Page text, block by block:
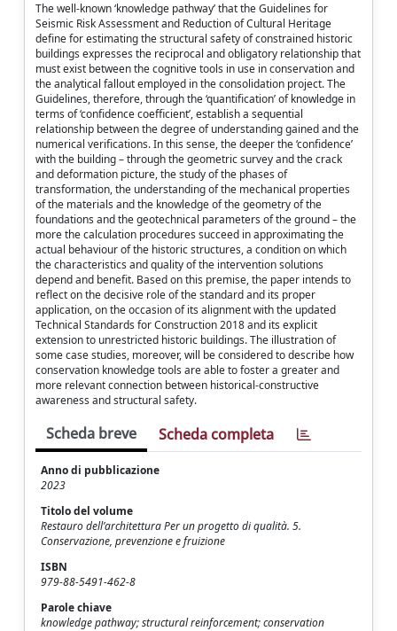
The well-known ‘knowledge pathway’ that the Guidelines for
Seismic Risk Assessment and Reduction of Cultural Heritage
define for estimating the structural safety of constrained historic
buildings expresses the reciprocal and obligatory relationship that
must exist between the cognitive tools in use in conservation and
the analytical fallout employed in the consolidation project. The
Guidelines, therefore, through the ‘quantification’ of knowledge in
terms of ‘confidence coefficient’, establish a sequential
relationship between the degree of understanding gained and the
numerical verifications. In this sense, the deeper the ‘confidence’
with the building – through the geometric survey and the crack
and deformation picture, the study of the phases of
transformation, the understanding of the mechanical properties
of the materials and the knowledge of the geometry of the
foundations and the geotechnical parameters of the ground – the
more the calculation procedures succeed in approximating the
actual behaviour of the historic structures, a condition on which
the characteristics and quality of the intervention solutions
depend and benefit. Based on this premise, the paper intends to
reflect on the decisive role of the standard and its proper
application, on the occasion of its alignment with the updated
Technical Standards for Construction 2018 and its explicit
extension to unrestricted historic buildings. The illustration of
some case studies, moreover, will be considered to describe how
conservation knowledge tools are able to foster a greater and
more relevant connection between historical-constructive
awareness and structural safety.
Scheda breve Scheda completa
Anno di pubblicazione
2023
Titolo del volume
Restauro dell’architettura Per un progetto di qualità. 5.
Conservazione, prevenzione e fruizione
ISBN
979-88-5491-462-8
Parole chiave
knowledge pathway; structural reinforcement; conservation